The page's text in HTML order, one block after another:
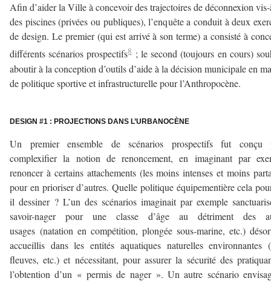
Afin d’aider la Ville à concevoir des trajectoires de déconnexion
des piscines (privées ou publiques), l’enquête a conduit à deux
de design. Le premier (qui est arrivé à son terme) a consisté à
différents scénarios prospectifs8; le second (toujours en cours)
aboutir à la conception d’outils d’aide à la décision municipale en
de politique sportive et infrastructurelle pour l’Anthropocène.
DESIGN #1 : PROJECTIONS DANS L’URBANOCÈNE
Un premier ensemble de scénarios prospectifs fut conçu
complexifier la notion de renoncement, en imaginant par
renoncer à certains attachements (les moins intenses et moins
pour en prioriser d’autres. Quelle politique équipementière cela
il dessiner ? L’un des scénarios imaginait par exemple
savoir-nager pour une classe d’âge au détriment des
usages (natation en compétition, plongée sous-marine, etc.)
accueillis dans les entités aquatiques naturelles environnantes
fleuves, etc.) et nécessitant, pour assurer la sécurité des
l’obtention d’un « permis de nager ». Un autre scénario